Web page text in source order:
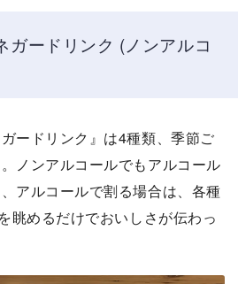
ガードリンク (ノンアルコ
ードリンク』は4種類、季節ご
ノンアルコールでもアルコール
アルコールで割る場合は、各種
眺めるだけでおいしさが伝わっ